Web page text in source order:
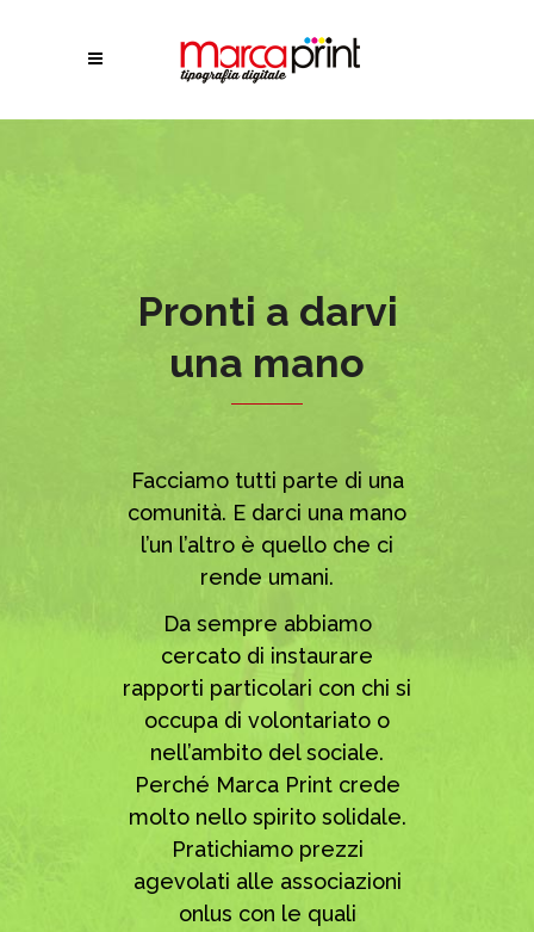
Pronti a darvi
una mano
Facciamo tutti parte di una
comunità. E darci una mano
l’un l’altro è quello che ci
rende umani.
Da sempre abbiamo
cercato di instaurare
rapporti particolari con chi si
occupa di volontariato o
nell’ambito del sociale.
Perché Marca Print crede
molto nello spirito solidale.
Pratichiamo prezzi
agevolati alle associazioni
onlus con le quali